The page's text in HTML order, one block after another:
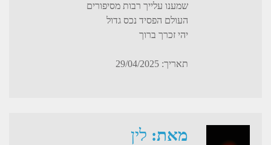
שמענו עלייך רבות מסיפורים
העולם הפסיד נכס גדול
יהי זכרך ברוך
תאריך: 29/04/2025
מאת: לין